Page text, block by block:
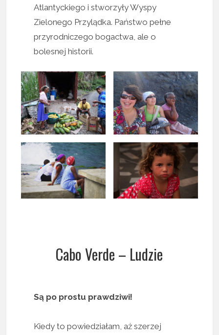
Atlantyckiego i stworzyły Wyspy
Zielonego Przylądka. Państwo pełne
przyrodniczego bogactwa, ale o
bolesnej historii.
Cabo Verde – Ludzie
Są po prostu prawdziwi!
Kiedy to powiedziałam, aż szerzej